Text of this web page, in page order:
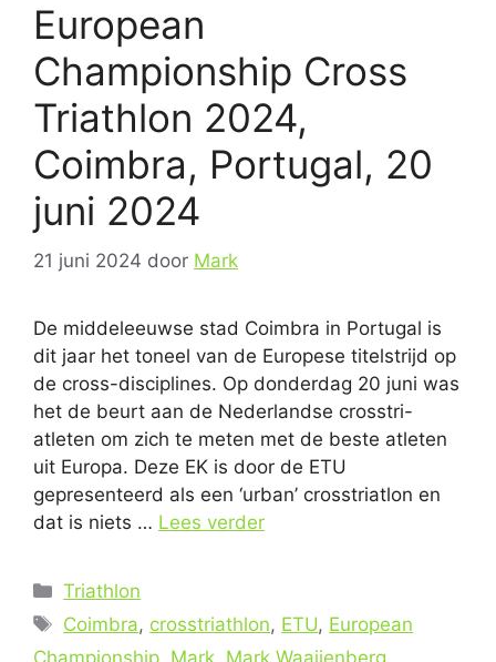
European
Championship Cross
Triathlon 2024,
Coimbra, Portugal, 20
juni 2024
21 juni 2024 door Mark
De middeleeuwse stad Coimbra in Portugal is
dit jaar het toneel van de Europese titelstrijd op
de cross-disciplines. Op donderdag 20 juni was
het de beurt aan de Nederlandse crosstri-
atleten om zich te meten met de beste atleten
uit Europa. Deze EK is door de ETU
gepresenteerd als een ‘urban’ crosstriatlon en
dat is niets … Lees verder
Categorieën
Triathlon
Tags
Coimbra, crosstriathlon, ETU, European
Championship Mark Mark Waaijenberg